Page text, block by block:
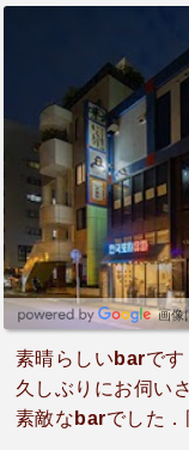
画像
素晴らしいbarで
久しぶりにお伺い
素敵なbarでした